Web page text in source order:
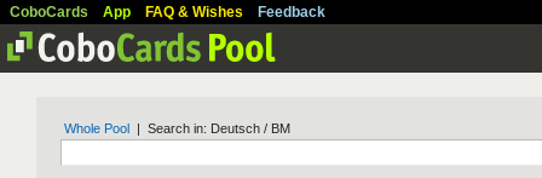
CoboCards App FAQ & Wishes Feedback
Whole Pool | Search in: Deutsch / BM